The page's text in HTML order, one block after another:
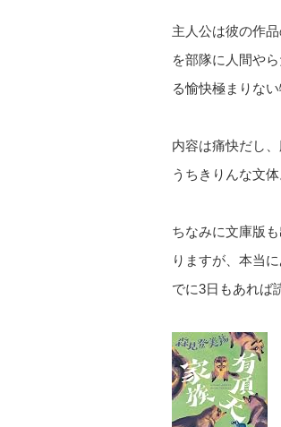
主人公は彼の作
を部隊に人間や
る愉快極まりな
内容は痛快だし
うちきりんな文
ちなみに文庫版
りますが、本当
でに3日もあれば